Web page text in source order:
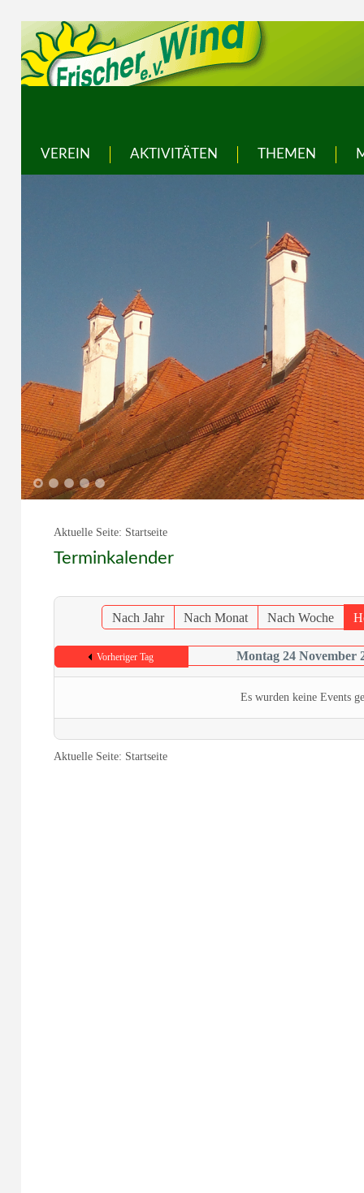
VEREIN AKTIVITÄTEN THEMEN
1 2 3 4 5
Aktuelle Seite: Startseite
Terminkalender
Nach Jahr Nach Monat Nach Woche
Vorheriger Tag Montag 24 November
Es wurden keine Events
Aktuelle Seite: Startseite